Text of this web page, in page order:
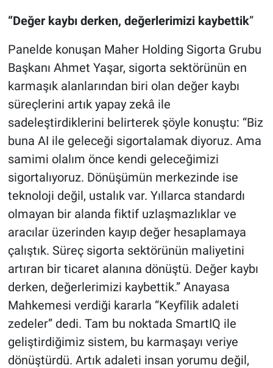
“Değer kaybı derken, değerlerimizi kaybettik”
Panelde konuşan Maher Holding Sigorta Grubu
Başkanı Ahmet Yaşar, sigorta sektörünün en
karmaşık alanlarından biri olan değer kaybı
süreçlerini artık yapay zekâ ile
sadeleştirdiklerini belirterek şöyle konuştu: “Biz
buna AI ile geleceği sigortalamak diyoruz. Ama
samimi olalım önce kendi geleceğimizi
sigortalıyoruz. Dönüşümün merkezinde ise
teknoloji değil, ustalık var. Yıllarca standardı
olmayan bir alanda fiktif uzlaşmazlıklar ve
aracılar üzerinden kayıp değer hesaplamaya
çalıştık. Süreç sigorta sektörünün maliyetini
artıran bir ticaret alanına dönüştü. Değer kaybı
derken, değerlerimizi kaybettik.” Anayasa
Mahkemesi verdiği kararla “Keyfîlik adaleti
zedeler” dedi. Tam bu noktada SmartIQ ile
geliştirdiğimiz sistem, bu karmaşayı veriye
dönüştürdü. Artık adaleti insan yorumu değil,